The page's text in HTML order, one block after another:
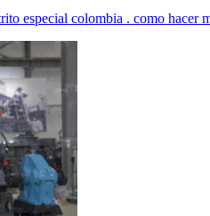
especial colombia . como